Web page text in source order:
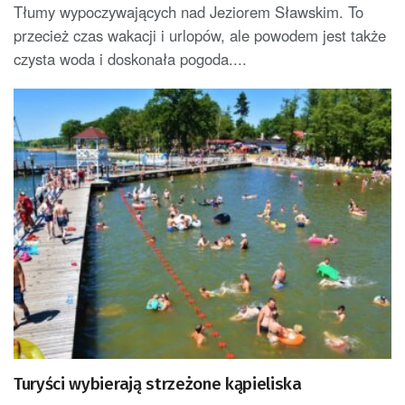
Tłumy wypoczywających nad Jeziorem Sławskim. To
przecież czas wakacji i urlopów, ale powodem jest także
czysta woda i doskonała pogoda....
Turyści wybierają strzeżone kąpieliska